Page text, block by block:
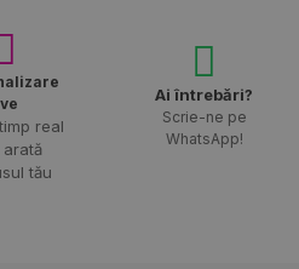
real
tău
Ai întrebări?
Scrie-ne pe
WhatsApp!